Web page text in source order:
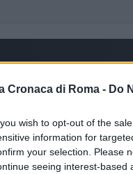
Cronaca di Roma - Do
wish to opt-out of the
information for
your selection. Please
seeing interest-based